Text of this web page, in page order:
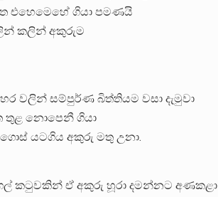
එහෙමෙහේ ගියා පමණයි
කලින් අකුරුම
වලින් සම්පුර්ණ බිත්තියම වසා දැමුවා
තුළ නොපෙනී ගියා
යටගිය අකුරු මතු උනා.
කටුවකින් ඒ අකුරු හූරා දමන්නට අණකළා